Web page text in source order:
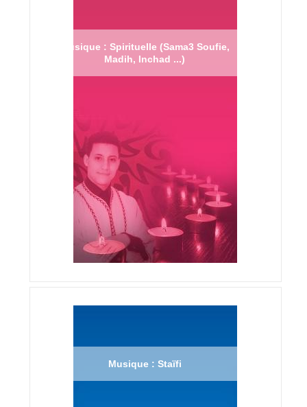
Musique : Spirituelle (Sama3 Soufie,
Madih, Inchad ...)
Musique : Staïfi